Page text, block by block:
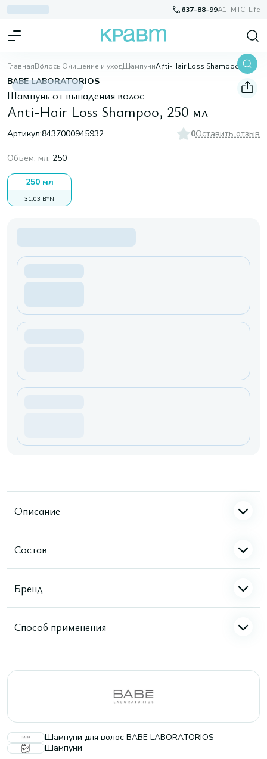
637-88-99A1, МТС, Life
ГлавнаяВолосыОчищение и уходШампуни Anti-Hair Loss Shampoo, 250 мл
BABE LABORATORIOS
Шампунь от выпадения волос
Anti-Hair Loss Shampoo, 250 мл
Артикул:8437000945932 0Оставить отзыв
Объем, мл: 250
250 мл
31,03 BYN
Описание
Состав
Бренд
Способ применения
Шампуни для волос BABE LABORATORIOS
Шампуни